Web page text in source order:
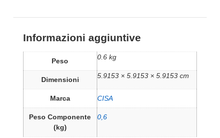
Informazioni aggiuntive
Peso 0.6 kg
Dimensioni 5.9153 × 5.9153 × 5.9153 cm
Marca CISA
Peso Componente
(kg)
0,6